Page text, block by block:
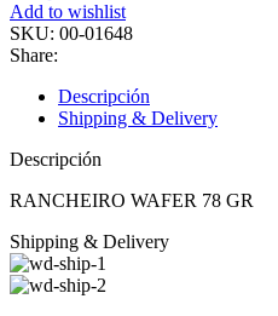
cantidad
Add to wishlist
SKU: 00-01648
Share:
Descripción
Shipping & Delivery
Descripción
RANCHEIRO WAFER 78 GR
Shipping & Delivery